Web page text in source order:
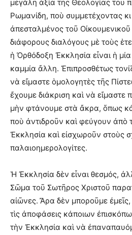
μεγάλη ἀξία τῆς Θεολογίας τοῦ
Ρωμανίδη, ποὺ συμμετέχοντας
ἀπεσταλμένος τοῦ
διάφορους διαλόγους μὲ τοὺς
ἡ Ὀρθόδοξη Ἐκκλησία εἶναι ἡ
καμμία ἄλλη. Ἐπιπροσθέτως
νὰ εἴμαστε ὁμολογητὲς τῆς
ἔχουμε διάκριση καὶ νὰ εἴμαστε
μὴν φτάνουμε στὰ ἄκρα, ὅπως
ποὺ ἀντιδροῦν καὶ φεύγουν ἀπὸ
Ἐκκλησία καὶ εἰσχωροῦν στοὺς
παλαιοημερολογίτες.
Ἡ Ἐκκλησία δὲν εἶναι θεσμός,
Σῶμα τοῦ Σωτῆρος Χριστοῦ
αἰῶνες. Ἄρα δὲν μποροῦμε
τὶς ἀποφάσεις κάποιων
τὴν Ἐκκλησία καὶ νὰ